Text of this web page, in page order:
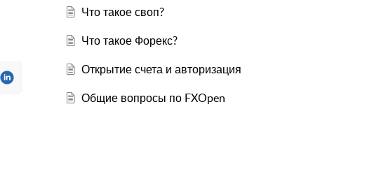
Что такое своп?
Что такое Форекс?
Открытие счета и авторизация
Общие вопросы по FXOpen